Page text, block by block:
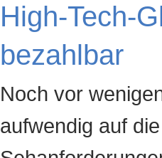
High-Tech-
bezahlbar
Noch vor
aufwendig auf